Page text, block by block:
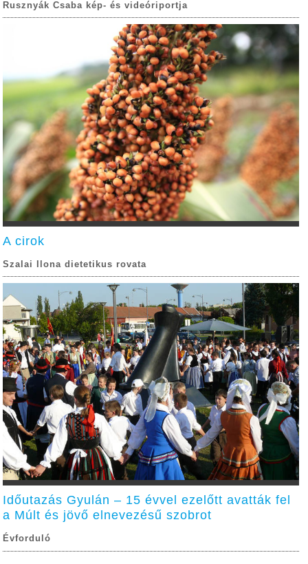
Rusznyák Csaba kép- és videóriportja
A cirok
Szalai Ilona dietetikus rovata
Időutazás Gyulán – 15 évvel ezelőtt avatták fel
a Múlt és jövő elnevezésű szobrot
Évforduló